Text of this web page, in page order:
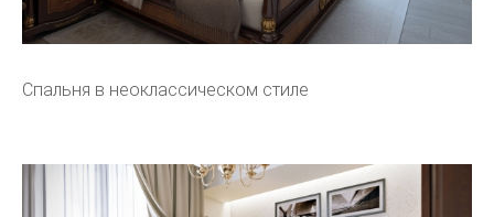
Спальня в неоклассическом стиле